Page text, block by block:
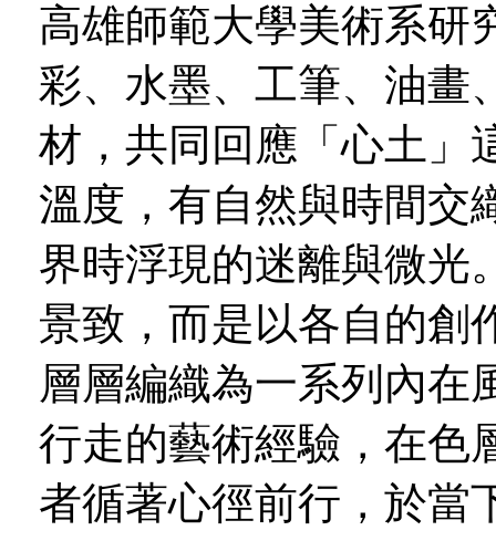
高雄師範大學美術系研
彩、水墨、工筆、油畫
材，共同回應「心土」
溫度，有自然與時間交
界時浮現的迷離與微光
景致，而是以各自的創
層層編織為一系列內在
行走的藝術經驗，在色
者循著心徑前行，於當